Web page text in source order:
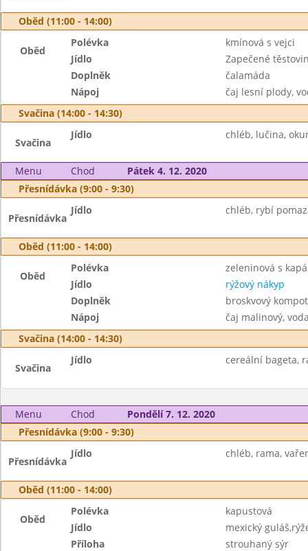
Oběd (11:00 - 14:00)
Oběd
Polévka
kmínová s vejci
Jídlo
Zapečené
Doplněk
čalamáda
Nápoj
čaj lesní plody,
Svačina (14:00 - 14:30)
Svačina
Jídlo chléb, lučina,
Menu Chod
Pátek 4. 12. 2020
Přesnídávka (9:00 - 9:30)
Přesnídávka
Jídlo chléb, rybí
Oběd (11:00 - 14:00)
Oběd
Polévka
zeleninová s
Jídlo
rýžový nákyp
Doplněk
broskvový kompot
Nápoj
čaj malinový,
Svačina (14:00 - 14:30)
Svačina
Jídlo cereální bageta,
Menu Chod
Pondělí 7. 12. 2020
Přesnídávka (9:00 - 9:30)
Přesnídávka
Jídlo chléb, rama,
Oběd (11:00 - 14:00)
Oběd
Polévka
kapustová
Jídlo
mexický
Příloha
strouhaný sýr